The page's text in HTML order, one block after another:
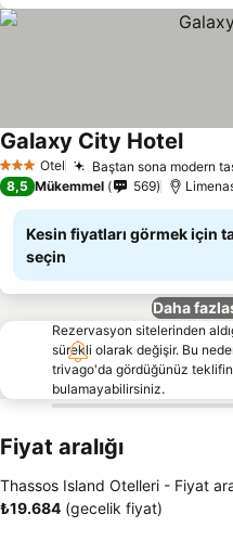
3 YıldızOtel Baştan sona modern
Galaxy City Hotel
8,5 Mükemmel 569
Kesin fiyatları görmek için
seçin
Daha
Rezervasyon sitelerinden
sürekli olarak değişir. Bu
trivago'da gördüğünüz teklifin
bulamayabilirsiniz.
Fiyat aralığı
Thassos Island Otelleri - Fiyat
‎₺19.684 (gecelik fiyat)